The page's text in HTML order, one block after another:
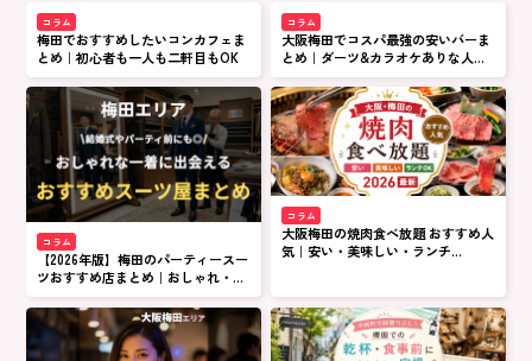
コラム
梅田でおすすめしたいコンカフェま
とめ｜初心者も一人も二軒目もOK
コラム
大阪梅田でコスパ最強の安いバーま
とめ｜ダーツ&カラオケありな人気
店
コラム
【2026年版】梅田のパーティースー
ツおすすめ店まとめ｜おしゃれ・安
い・オーダー対応も
コラム
大阪梅田の焼肉食べ放題 おすすめ人
気｜安い・美味しい・ランチ